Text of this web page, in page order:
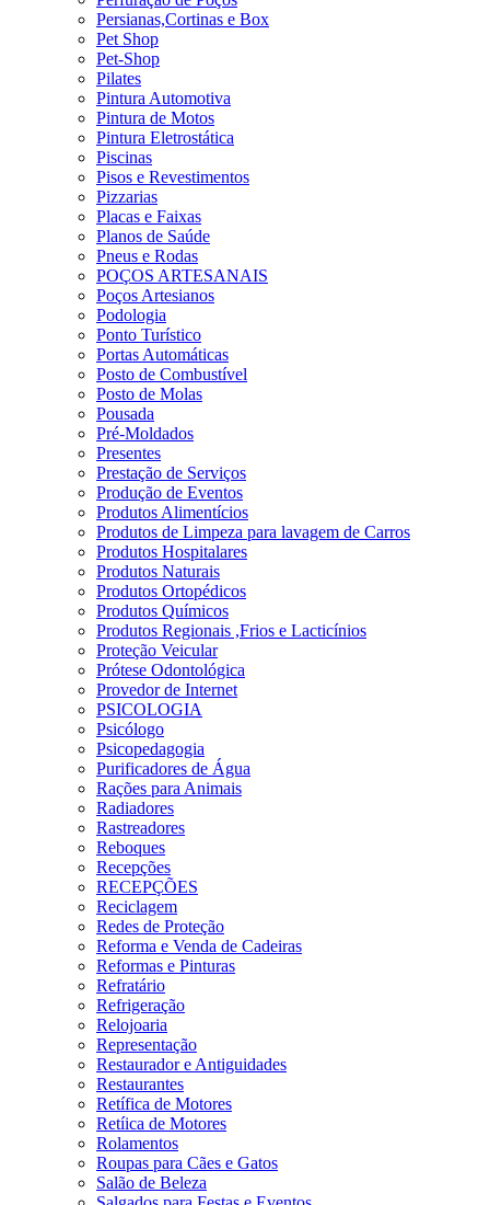
Persianas,Cortinas e Box
Pet Shop
Pet-Shop
Pilates
Pintura Automotiva
Pintura de Motos
Pintura Eletrostática
Piscinas
Pisos e Revestimentos
Pizzarias
Placas e Faixas
Planos de Saúde
Pneus e Rodas
POÇOS ARTESANAIS
Poços Artesianos
Podologia
Ponto Turístico
Portas Automáticas
Posto de Combustível
Posto de Molas
Pousada
Pré-Moldados
Presentes
Prestação de Serviços
Produção de Eventos
Produtos Alimentícios
Produtos de Limpeza para lavagem de Carros
Produtos Hospitalares
Produtos Naturais
Produtos Ortopédicos
Produtos Químicos
Produtos Regionais ,Frios e Lacticínios
Proteção Veicular
Prótese Odontológica
Provedor de Internet
PSICOLOGIA
Psicólogo
Psicopedagogia
Purificadores de Água
Rações para Animais
Radiadores
Rastreadores
Reboques
Recepções
RECEPÇÕES
Reciclagem
Redes de Proteção
Reforma e Venda de Cadeiras
Reformas e Pinturas
Refratário
Refrigeração
Relojoaria
Representação
Restaurador e Antiguidades
Restaurantes
Retífica de Motores
Retíica de Motores
Rolamentos
Roupas para Cães e Gatos
Salão de Beleza